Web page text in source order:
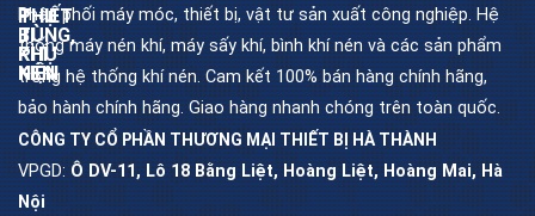
Phân phối máy móc, thiết bị, vật tư sản xuất công nghiệp. Hệ
thống máy nén khí, máy sấy khí, bình khí nén và các sản phẩm
trong hệ thống khí nén. Cam kết 100% bán hàng chính hãng,
bảo hành chính hãng. Giao hàng nhanh chóng trên toàn quốc.
CÔNG TY CỔ PHẦN THƯƠNG MẠI THIẾT BỊ HÀ THÀNH
VPGD: Ô DV-11, Lô 18 Bằng Liệt, Hoàng Liệt, Hoàng Mai, Hà
Nội
THIẾT
BỊ
KHÍ
NÉN
Máy
nén
khí
trục
vít
PHỤ
TÙNG,
PHỤ
KIỆN
Dầu
máy
nén
khí